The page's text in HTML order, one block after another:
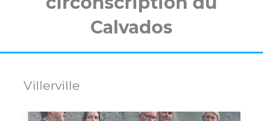
Calvados
Villerville